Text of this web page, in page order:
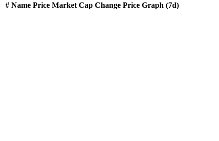
# Name Price Market Cap Change Price Graph (7d)